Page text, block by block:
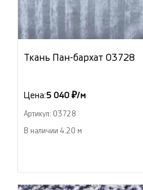
Ткань Пан-бархат 03728
Цена:5 040 ₽/м
Артикул: 03728
В наличии 4.20 м